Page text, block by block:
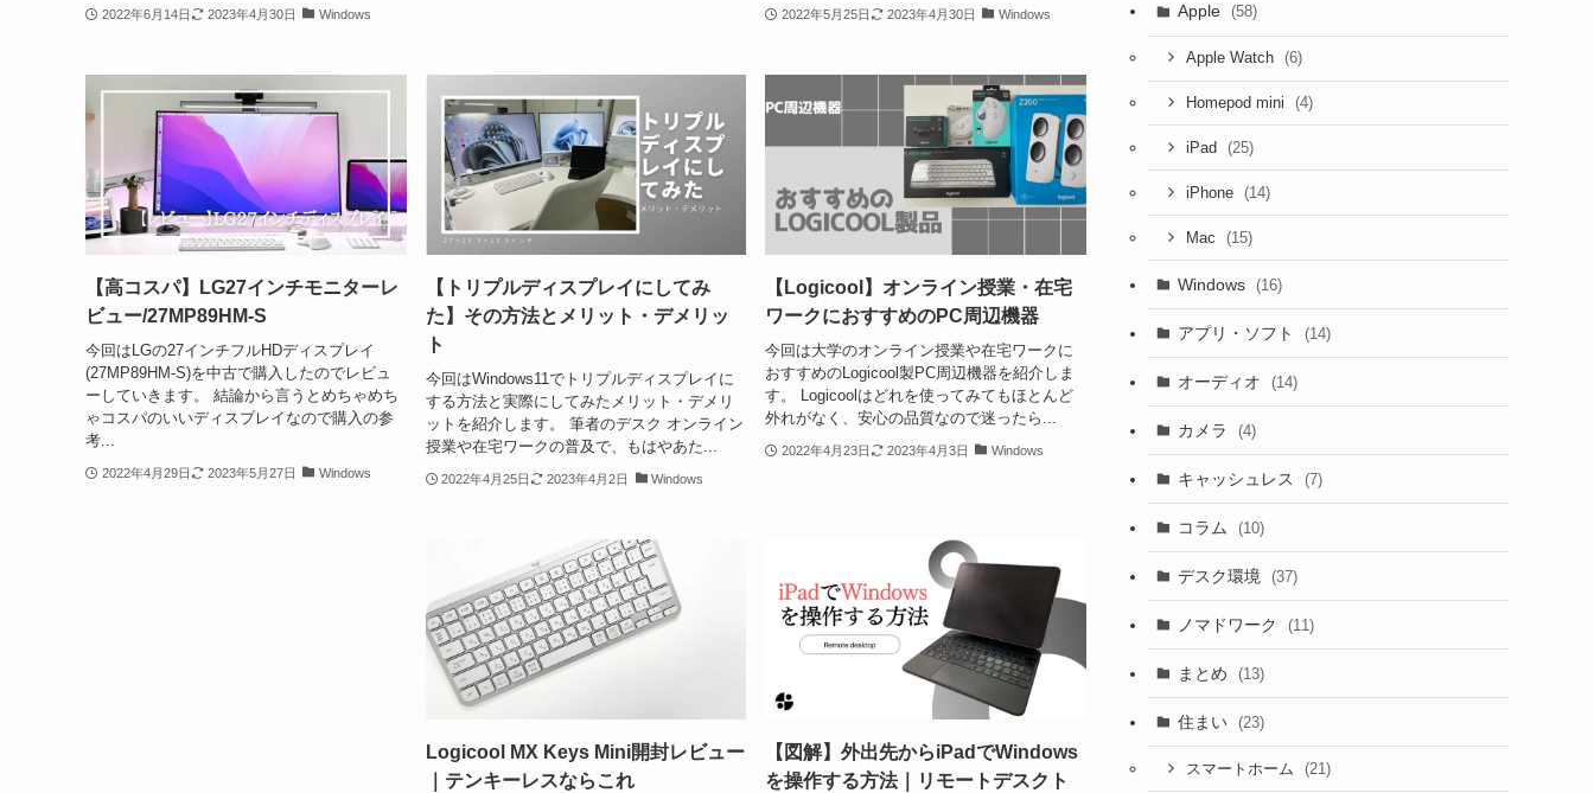
2022年6月14日 2023年4月30日 Windows 2022年5月25日 2023年4月30日 Windows
【高コスパ】LG27インチモニターレ
ビュー/27MP89HM-S
今回はLGの27インチフルHDディスプレイ
(27MP89HM-S)を中古で購入したのでレビュ
ーしていきます。 結論から言うとめちゃめち
ゃコスパのいいディスプレイなので購入の参
考...
2022年4月29日 2023年5月27日 Windows
【トリプルディスプレイにしてみ
た】その方法とメリット・デメリッ
ト
今回はWindows11でトリプルディスプレイに
する方法と実際にしてみたメリット・デメリ
ットを紹介します。 筆者のデスク オンライン
授業や在宅ワークの普及で、もはやあた...
2022年4月25日 2023年4月2日 Windows
【Logicool】オンライン授業・在宅
ワークにおすすめのPC周辺機器
今回は大学のオンライン授業や在宅ワークに
おすすめのLogicool製PC周辺機器を紹介しま
す。 Logicoolはどれを使ってみてもほとんど
外れがなく、安心の品質なので迷ったら...
2022年4月23日 2023年4月3日 Windows
Logicool MX Keys Mini開封レビュー
｜テンキーレスならこれ
【図解】外出先からiPadでWindows
を操作する方法｜リモートデスクト
Apple (58)
Apple Watch (6)
Homepod mini (4)
iPad (25)
iPhone (14)
Mac (15)
Windows (16)
アプリ・ソフト (14)
オーディオ (14)
カメラ (4)
キャッシュレス (7)
コラム (10)
デスク環境 (37)
ノマドワーク (11)
まとめ (13)
住まい (23)
スマートホーム (21)